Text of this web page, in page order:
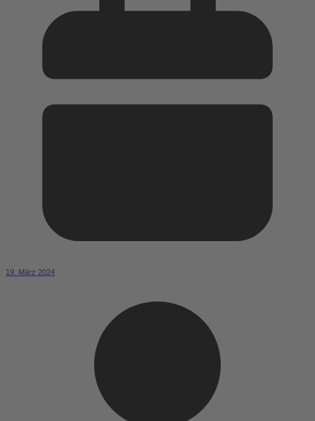
19. März 2024